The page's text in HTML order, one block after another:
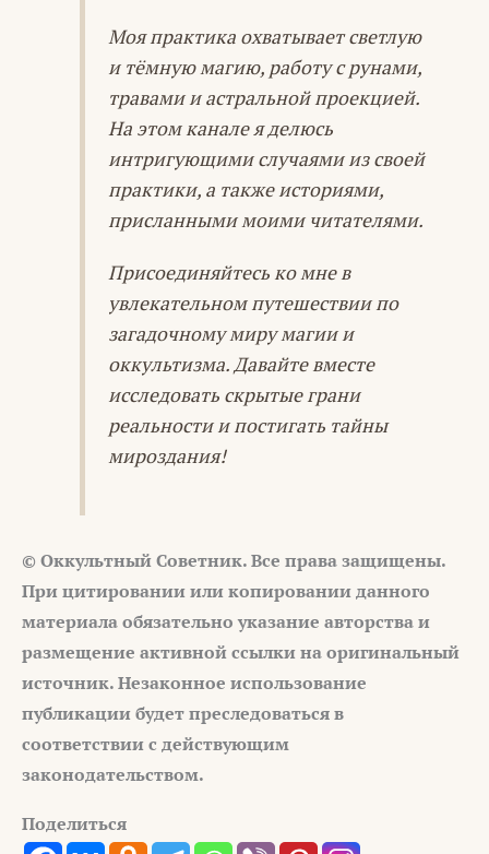
Моя практика охватывает светлую
и тёмную магию, работу с рунами,
травами и астральной проекцией.
На этом канале я делюсь
интригующими случаями из своей
практики, а также историями,
присланными моими читателями.
Присоединяйтесь ко мне в
увлекательном путешествии по
загадочному миру магии и
оккультизма. Давайте вместе
исследовать скрытые грани
реальности и постигать тайны
мироздания!
© Оккультный Советник. Все права защищены.
При цитировании или копировании данного
материала обязательно указание авторства и
размещение активной ссылки на оригинальный
источник. Незаконное использование
публикации будет преследоваться в
соответствии с действующим
законодательством.
Поделиться